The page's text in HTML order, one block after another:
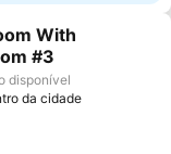
favoritos
With
#3
disponível
da cidade